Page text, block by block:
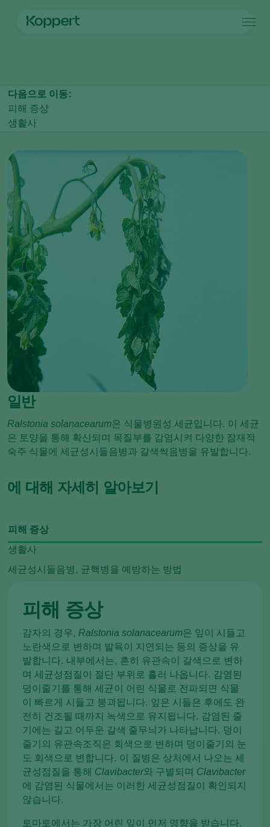
식물 질병 관리
수분
식물 건강
모니터링
시설 채소
관상용(화훼, 잔디)
과일류
해충과 질병
해충 방제
식물 질병
코퍼트 소개
코퍼트 소개
코퍼트 소개
코퍼트 채용 정보
연락처
검색
다음으로 이동:
피해 증상
생활사
일반
Ralstonia solanacearum은 식물병원성 세균입니다. 이 세균
은 토양을 통해 확산되며 목질부를 감염시켜 다양한 잠재적
숙주 식물에 세균성시들음병과 갈색썩음병을 유발합니다.
에 대해 자세히 알아보기
피해 증상
생활사
세균성시들음병, 균핵병을 예방하는 방법
피해 증상
감자의 경우, Ralstonia solanacearum은 잎이 시들고
노란색으로 변하며 발육이 지연되는 등의 증상을 유
발합니다. 내부에서는, 흔히 유관속이 갈색으로 변하
며 세균성점질이 절단 부위로 흘러 나옵니다. 감염된
덩이줄기를 통해 세균이 어린 식물로 전파되면 식물
이 빠르게 시들고 붕괴됩니다. 잎은 시들은 후에도 완
전히 건조될 때까지 녹색으로 유지됩니다. 감염된 줄
기에는 길고 어두운 갈색 줄무늬가 나타납니다. 덩이
줄기의 유관속조직은 회색으로 변하며 덩이줄기의 눈
도 회색으로 변합니다. 이 질병은 상처에서 나오는 세
균성점질을 통해 Clavibacter와 구별되며 Clavibacter
에 감염된 식물에서는 이러한 세균성점질이 확인되지
않습니다.
토마토에서는 가장 어린 잎이 먼저 영향을 받습니다.